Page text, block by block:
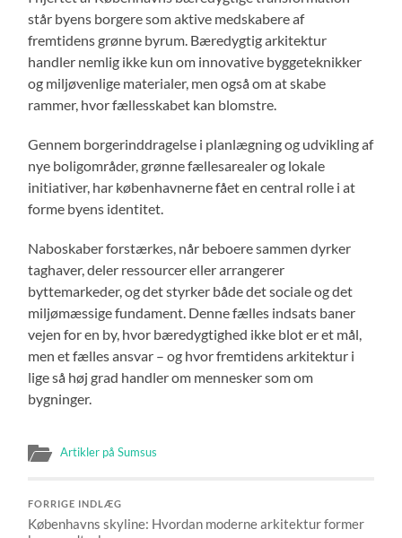
står byens borgere som aktive medskabere af
fremtidens grønne byrum. Bæredygtig arkitektur
handler nemlig ikke kun om innovative byggeteknikker
og miljøvenlige materialer, men også om at skabe
rammer, hvor fællesskabet kan blomstre.
Gennem borgerinddragelse i planlægning og udvikling af
nye boligområder, grønne fællesarealer og lokale
initiativer, har københavnerne fået en central rolle i at
forme byens identitet.
Naboskaber forstærkes, når beboere sammen dyrker
taghaver, deler ressourcer eller arrangerer
byttemarkeder, og det styrker både det sociale og det
miljømæssige fundament. Denne fælles indsats baner
vejen for en by, hvor bæredygtighed ikke blot er et mål,
men et fælles ansvar – og hvor fremtidens arkitektur i
lige så høj grad handler om mennesker som om
bygninger.
Artikler på Sumsus
FORRIGE INDLÆG
Københavns skyline: Hvordan moderne arkitektur former